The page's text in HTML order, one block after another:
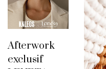
Afterwork
exclusif